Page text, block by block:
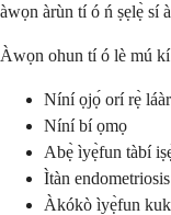
àwọn àrùn tí ó ń ṣẹlẹ̀ sí
Àwọn ohun tí ó lè mú
Níní ọjọ́ orí rẹ̀
Níní bí ọmọ
Abẹ̀ ìyẹ̀fun tàbí
Ìtàn endometriosis
Àkókò ìyẹ̀fun